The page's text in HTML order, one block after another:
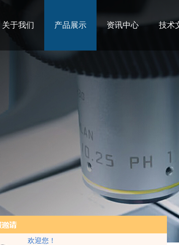
欢迎您！
关于我们 产品展示 资讯中心 技术